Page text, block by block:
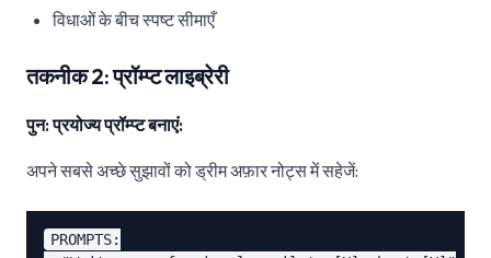
विधाओं के बीच स्पष्ट सीमाएँ
तकनीक 2: प्रॉम्प्ट लाइब्रेरी
पुन: प्रयोज्य प्रॉम्प्ट बनाएं:
अपने सबसे अच्छे सुझावों को ड्रीम अफ़ार नोट्स में सहेजें:
PROMPTS: